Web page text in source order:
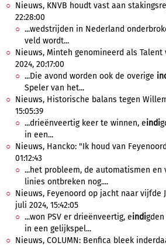
Nieuws, KNVB houdt vast aan
22:28:00
...wedstrijden in Nederland
veld wordt...
Nieuws, Minteh genomineerd als Talent
2024, 20:17:00
...Die avond worden ook de overige
Speler van het...
Nieuws, Historische balans tegen
15:05:39
...drieënveertig keer te winnen, eindi
in een...
Nieuws, Hancko: "Ik houd van
01:12:43
...het probleem, de automatismen en
linies ontbreken nog....
Nieuws, Feyenoord op jacht naar vijfde
juli 2024, 15:42:05
...won PSV er drieënveertig, eindi
in een gelijkspel...
Nieuws, COLUMN: Benfica bleek